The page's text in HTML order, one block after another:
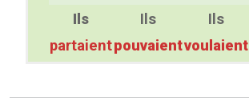
Ils
partaient
Ils
pouvaient
Ils
voulaient